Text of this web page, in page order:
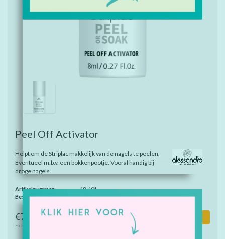
Peel Off Activator
Helpt om de Striplac makkelijk van de nagels te peelen.
Eventueel m.b.v. een bokkenpootje. Vooral handig bij
droge nagels.
Artikelnummer:
48-401
Beschikbaarheid:
Op voorraad
€7,40
Excl. btw
Toevoegen aan winkelwagen